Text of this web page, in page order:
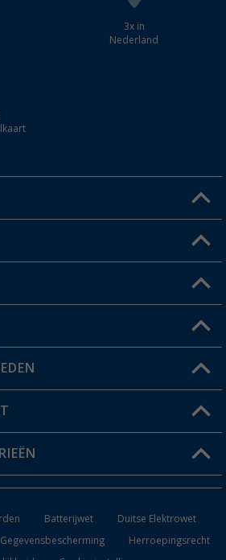
3x in
Nederland
Batterijwet
Duitse Elektrowet
Gegevensbescherming
Herroepingsrecht